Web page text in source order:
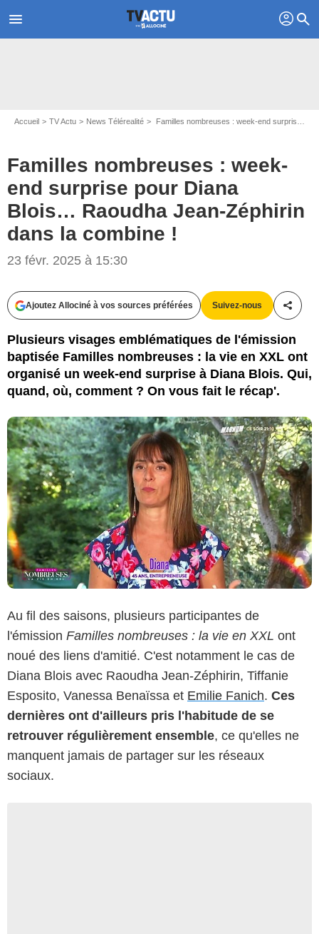
menu profil search
Accueil TV Actu News Télérealité Familles nombreuses : week-end surprise pour Diana Blois… Raoudha Jean-Zéphirin dans la combine !
Familles nombreuses : week-
end surprise pour Diana
Blois… Raoudha Jean-Zéphirin
dans la combine !
23 févr. 2025 à 15:30
Ajoutez Allociné à vos sources préférées Suivez-nous
Plusieurs visages emblématiques de l'émission
baptisée Familles nombreuses : la vie en XXL ont
organisé un week-end surprise à Diana Blois. Qui,
quand, où, comment ? On vous fait le récap'.
Au fil des saisons, plusieurs participantes de
l'émission Familles nombreuses : la vie en XXL ont
noué des liens d'amitié. C'est notamment le cas de
Diana Blois avec Raoudha Jean-Zéphirin, Tiffanie
Esposito, Vanessa Benaïssa et Emilie Fanich. Ces
dernières ont d'ailleurs pris l'habitude de se
retrouver régulièrement ensemble, ce qu'elles ne
manquent jamais de partager sur les réseaux
sociaux.